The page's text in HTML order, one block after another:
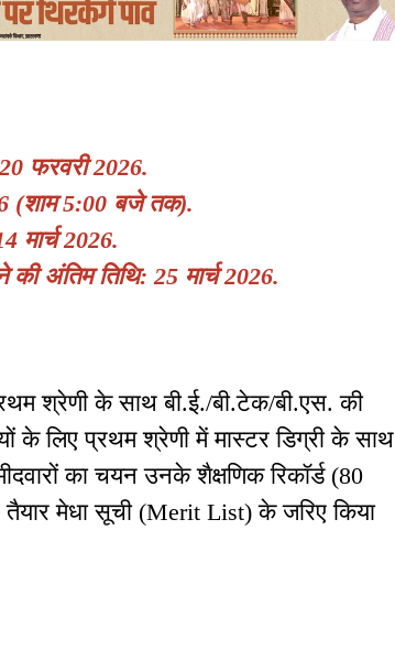
फरवरी 2026.
(शाम 5:00 बजे तक).
मार्च 2026.
अंतिम तिथि: 25 मार्च 2026.
श्रेणी के साथ बी.ई./बी.टेक/बी.एस. की
के लिए प्रथम श्रेणी में मास्टर डिग्री के साथ
का चयन उनके शैक्षणिक रिकॉर्ड (80
मेधा सूची (Merit List) के जरिए किया